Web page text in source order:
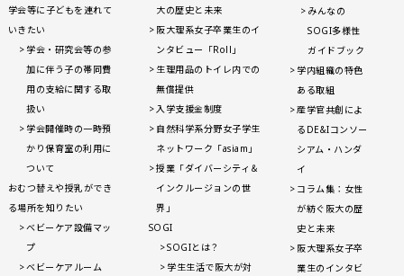
学会等に子どもを連れて
いきたい
学会・研究会等の参
加に伴う子の帯同費
用の支給に関する取
扱い
学会開催時の一時預
かり保育室の利用に
ついて
おむつ替えや授乳ができ
る場所を知りたい
ベビーケア設備マッ
プ
ベビーケアルーム
大の歴史と未来
阪大理系女子卒業生のイ
ンタビュー「Roll」
生理用品のトイレ内での
無償提供
入学支援金制度
自然科学系分野女子学生
ネットワーク「asiam」
授業「ダイバーシティ＆
インクルージョンの世
界」
SOGI
SOGIとは？
学生生活で阪大が対
みんなの
SOGI多様性
ガイドブック
学内組織の特色
ある取組
産学官共創によ
るDE&Iコンソー
シアム・ハンダ
イ
コラム集：女性
が紡ぐ阪大の歴
史と未来
阪大理系女子卒
業生のインタビ